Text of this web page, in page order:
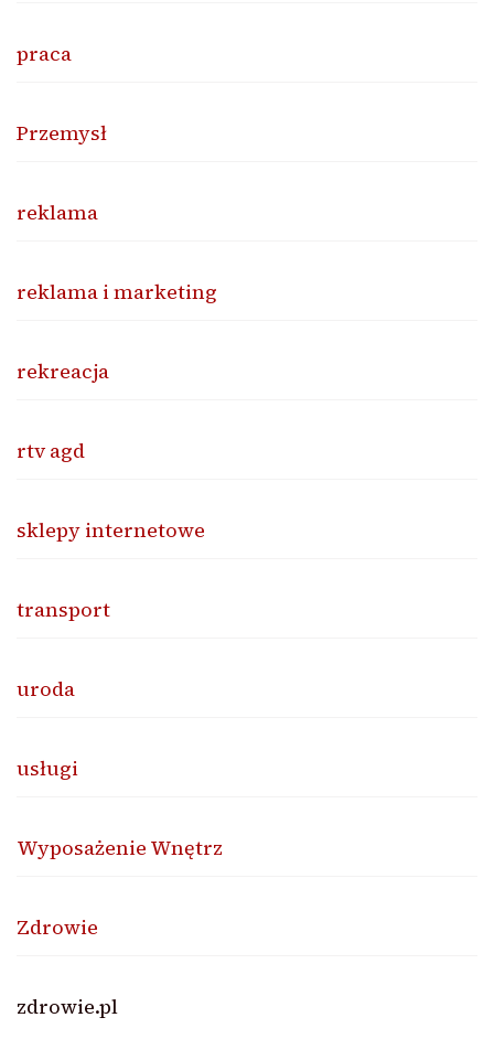
praca
Przemysł
reklama
reklama i marketing
rekreacja
rtv agd
sklepy internetowe
transport
uroda
usługi
Wyposażenie Wnętrz
Zdrowie
zdrowie.pl